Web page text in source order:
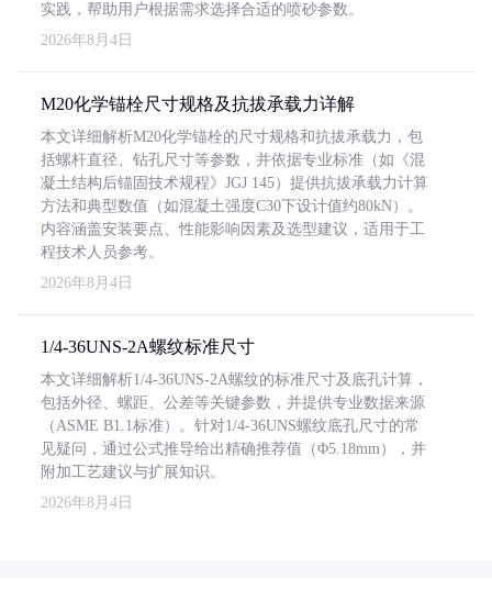
实践，帮助用户根据需求选择合适的喷砂参数。
2026年8月4日
M20化学锚栓尺寸规格及抗拔承载力详解
本文详细解析M20化学锚栓的尺寸规格和抗拔承载力，包
括螺杆直径、钻孔尺寸等参数，并依据专业标准（如《混
凝土结构后锚固技术规程》JGJ 145）提供抗拔承载力计算
方法和典型数值（如混凝土强度C30下设计值约80kN）。
内容涵盖安装要点、性能影响因素及选型建议，适用于工
程技术人员参考。
2026年8月4日
1/4-36UNS-2A螺纹标准尺寸
本文详细解析1/4-36UNS-2A螺纹的标准尺寸及底孔计算，
包括外径、螺距、公差等关键参数，并提供专业数据来源
（ASME B1.1标准）。针对1/4-36UNS螺纹底孔尺寸的常
见疑问，通过公式推导给出精确推荐值（Φ5.18mm），并
附加工艺建议与扩展知识。
2026年8月4日